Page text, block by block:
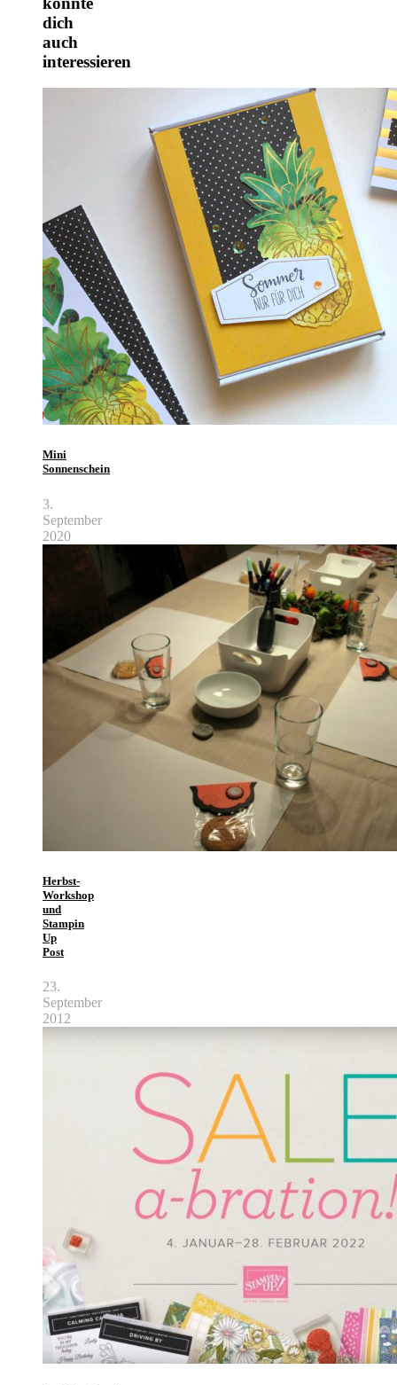
dich
auch
interessieren
Mini
Sonnenschein
3.
September
2020
Herbst-
Workshop
und
Stampin
Up
Post
23.
September
2012